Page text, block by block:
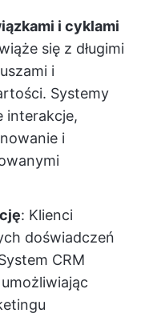
i cyklami
się z długimi
i
Systemy
interakcje,
i
: Klienci
doświadczeń
CRM